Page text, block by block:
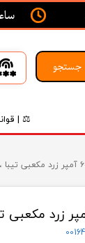
جستجو
⚖ |